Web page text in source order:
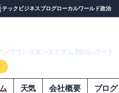
テック ビジネスブログローカルワールド政治
ンフウンズオンエクオム 朝のレポート
天気 会社概要 ブログ